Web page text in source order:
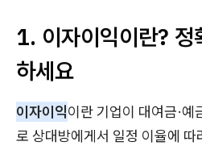
1. 이자이익이란? 정
하세요
이자이익이란 기업이 대여금·예
로 상대방에게서 일정 이율에 따